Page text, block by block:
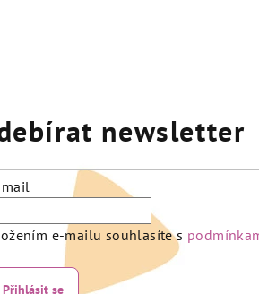
newsletter
e-mailu souhlasíte s
Přihlásit se